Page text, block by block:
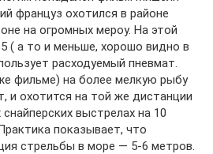
француз охотился в районе
на огромных мероу. На этой
( а то и меньше, хорошо видно в
расходуемый пневмат.
фильме) на более мелкую рыбу
и охотится на той же дистанции
выстрелах на 10
показывает, что
стрельбы в море — 5-6 метров.